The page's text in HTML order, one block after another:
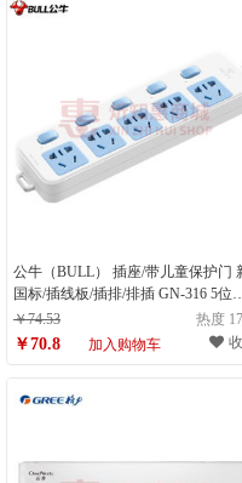
公牛（BULL） 插座/带儿童保护门
国标/插线板/插排/排插 GN-316 5位
控开关全长1.8米（计量单位：件）
￥74.53 热度
￥70.8 加入购物车